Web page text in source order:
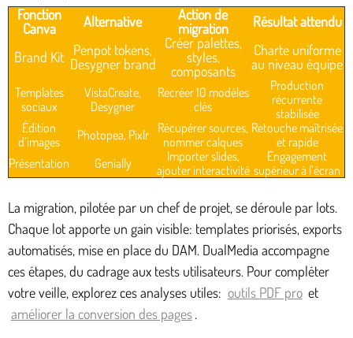
Fonction
Canva
Alternative
Action de
migration
Résultat attendu
Brand Kit Penpot tokens,
Desygner brand
Créer palettes,
styles,
composants
Charte uniforme
au niveau équipe
Templates
sociaux
VistaCreate,
Desygner
Recréer 10 modèles
clés
Production
récurrente
stabilisée
Édition
d’images
Photopea, Pixlr
Récupérer sources,
nommer calques
Retouche maîtrisée
et rapide
Présentation
Genially
Importer slides,
ajouter interactivité
Engagement
supérieur à l’écran
La migration, pilotée par un chef de projet, se déroule par lots.
Chaque lot apporte un gain visible: templates priorisés, exports
automatisés, mise en place du DAM. DualMedia accompagne
ces étapes, du cadrage aux tests utilisateurs. Pour compléter
votre veille, explorez ces analyses utiles: outils PDF pro et
améliorer la conversion des pages .